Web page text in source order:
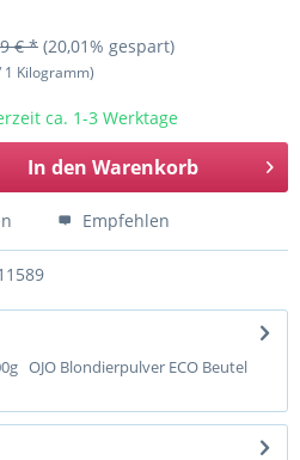
€ * (20,01% gespart)
Kilogramm)
ca. 1-3 Werktage
In den Warenkorb
Empfehlen
OJO Blondierpulver ECO Beutel